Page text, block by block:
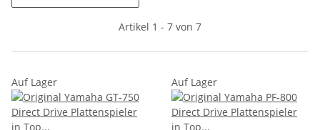
Artikel 1 - 7 von 7
Auf Lager Auf Lager